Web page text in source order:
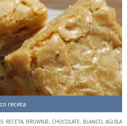
receta
RECETA, BROWNIE, CHOCOLATE, BLANCO, AGUILA